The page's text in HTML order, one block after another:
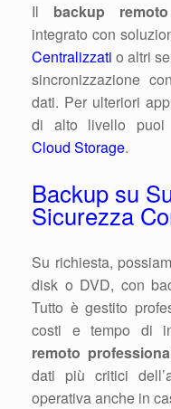
Il backup
integrato con
Centralizzati o altri
sincronizzazione
dati. Per ulteriori
di alto livello puoi
Cloud Storage.
Backup su
Sicurezza
Su richiesta,
disk o DVD, con
Tutto è gestito
costi e tempo di
remoto
dati più critici
operativa anche in